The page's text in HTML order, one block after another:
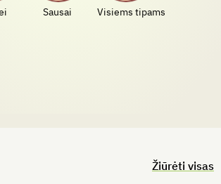
Sausai Visiems tipams
Žiūrėti visas